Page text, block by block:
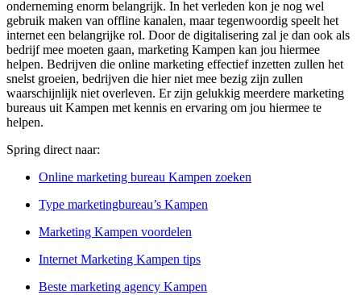
onderneming enorm belangrijk. In het verleden kon je nog wel
gebruik maken van offline kanalen, maar tegenwoordig speelt het
internet een belangrijke rol. Door de digitalisering zal je dan ook als
bedrijf mee moeten gaan, marketing Kampen kan jou hiermee
helpen. Bedrijven die online marketing effectief inzetten zullen het
snelst groeien, bedrijven die hier niet mee bezig zijn zullen
waarschijnlijk niet overleven. Er zijn gelukkig meerdere marketing
bureaus uit Kampen met kennis en ervaring om jou hiermee te
helpen.
Spring direct naar:
Online marketing bureau Kampen zoeken
Type marketingbureau’s Kampen
Marketing Kampen voordelen
Internet Marketing Kampen tips
Beste marketing agency Kampen